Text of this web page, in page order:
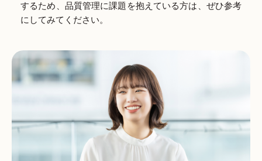
するため、品質管理に課題を抱えている方は、ぜひ参考
にしてみてください。